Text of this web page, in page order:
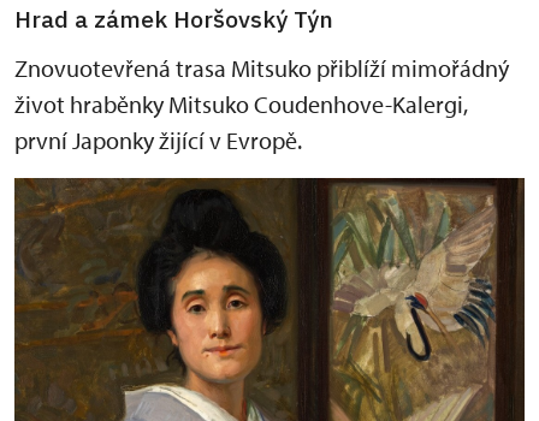
Hrad a zámek Horšovský Týn
Znovuotevřená trasa Mitsuko přiblíží mimořádný
život hraběnky Mitsuko Coudenhove-Kalergi,
první Japonky žijící v Evropě.